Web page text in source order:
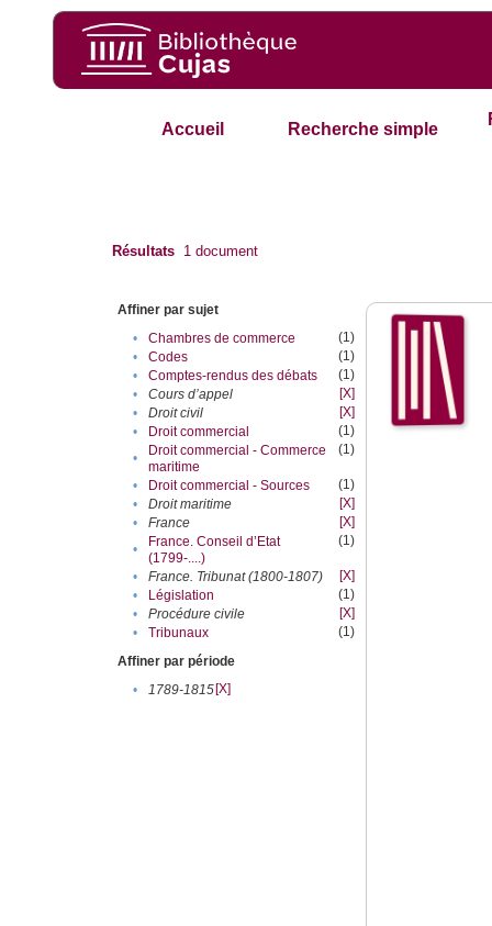
Accueil Recherche simple
Résultats 1 document
Affiner par sujet
•
Chambres de commerce
(1)
•
Codes
(1)
•
Comptes-rendus des débats
(1)
•
Cours d’appel
[X]
•
Droit civil
[X]
•
Droit commercial
(1)
•
Droit commercial - Commerce
maritime
(1)
• Droit commercial - Sources
(1)
•
Droit maritime
[X]
•
France
[X]
•
France. Conseil d’Etat
(1799-....)
(1)
• France. Tribunat (1800-1807)
[X]
•
Législation
(1)
•
Procédure civile
[X]
•
Tribunaux
(1)
Affiner par période
•
1789-1815[X]